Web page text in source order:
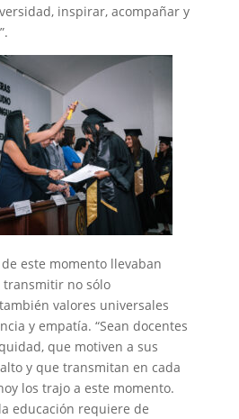
inspirar, acompañar y
este momento llevaban
transmitir no sólo
valores universales
y empatía. “Sean docentes
que motiven a sus
y que transmitan en cada
los trajo a este momento.
educación requiere de